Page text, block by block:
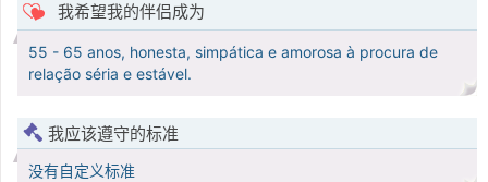
我希望我的伴侣成为
55 - 65 anos, honesta, simpática e amorosa à procura de
relação séria e estável.
我应该遵守的标准
没有自定义标准